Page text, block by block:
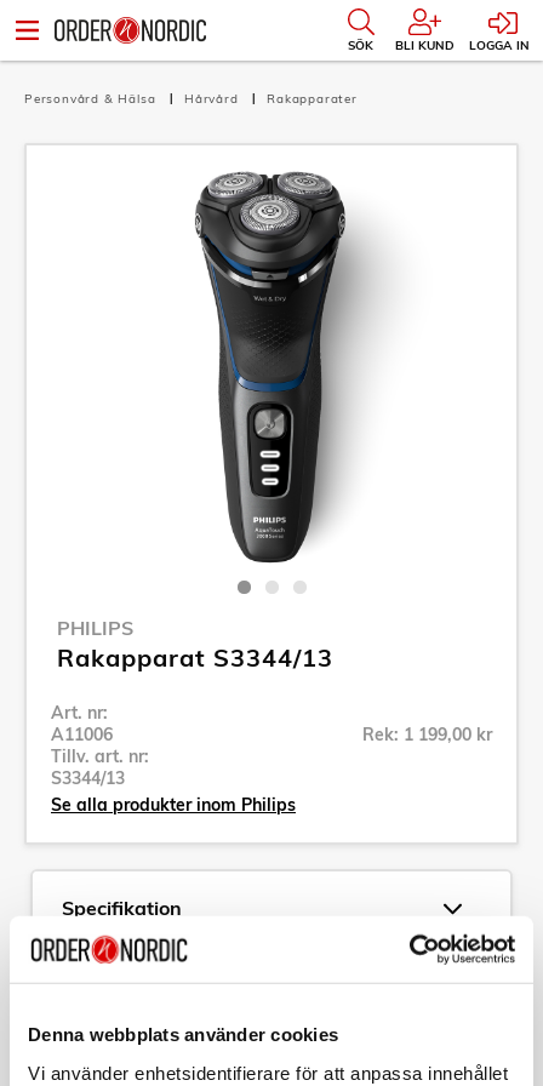
Denna webbplats använder cookies
Vi använder enhetsidentifierare för att anpassa innehållet
SÖK BLI KUND LOGGA IN
Personvård & Hälsa Hårvård Rakapparater
PHILIPS
Rakapparat S3344/13
Art. nr:
A11006
Tillv. art. nr:
S3344/13
Rek: 1 199,00 kr
Se alla produkter inom Philips
Specifikation
Beskrivning
A11006
Tillv. art. nr:S3344/13